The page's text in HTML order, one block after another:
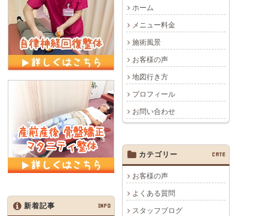
ホーム
メニュー料金
施術風景
お客様の声
地図行き方
プロフィール
お問い合わせ
カテゴリー CATE
お客様の声
よくある質問
スタッフブログ
新着記事 INFO